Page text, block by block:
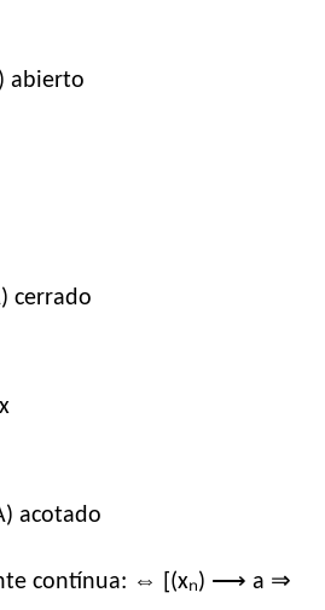
abierto
cerrado
acotado
contínua: ⇔ [(xₙ) ⟶ a ⇒